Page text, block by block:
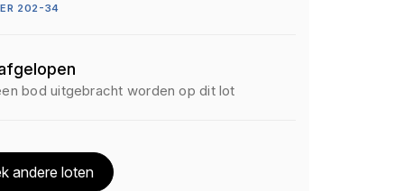
202-34
bod uitgebracht worden op dit lot
andere loten